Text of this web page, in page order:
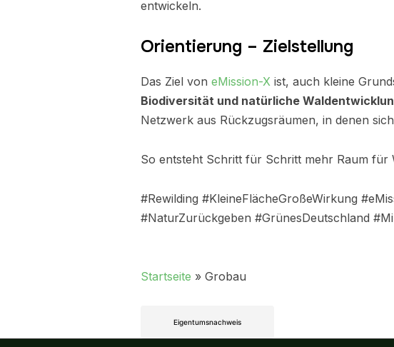
entwickeln.
Orientierung – Zielstellung
Das Ziel von eMission-X ist, auch kleine
Biodiversität und natürliche
Netzwerk aus Rückzugsräumen, in denen
So entsteht Schritt für Schritt mehr Raum für
#Rewilding #KleineFlächeGroßeWirkung
#NaturZurückgeben #GrünesDeutschland
Startseite » Grobau
Eigentumsnachweis